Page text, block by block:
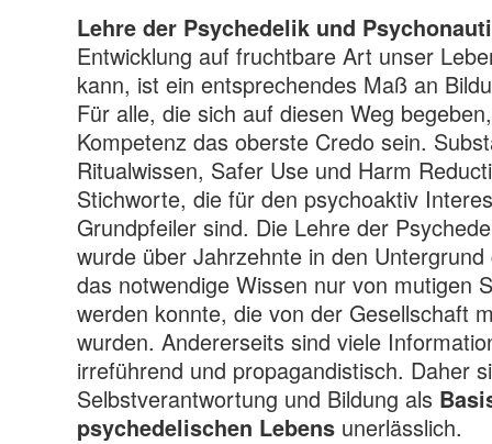
Lehre der Psychedelik und
Entwicklung auf fruchtbare Art unser
kann, ist ein entsprechendes Maß an
Für alle, die sich auf diesen Weg
Kompetenz das oberste Credo sein.
Ritualwissen, Safer Use und Harm
Stichworte, die für den psychoaktiv
Grundpfeiler sind. Die Lehre der
wurde über Jahrzehnte in den
das notwendige Wissen nur von mutigen
werden konnte, die von der Gesellschaft
wurden. Andererseits sind viele
irreführend und propagandistisch. Daher
Selbstverantwortung und Bildung als
psychedelischen Lebens unerlässlich.